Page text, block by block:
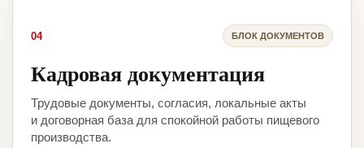
04 БЛОК ДОКУМЕНТОВ
Кадровая документация
Трудовые документы, согласия, локальные акты
и договорная база для спокойной работы пищевого
производства.